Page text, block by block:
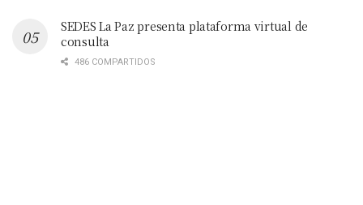
SEDES La Paz presenta plataforma virtual de
consulta
486 COMPARTIDOS